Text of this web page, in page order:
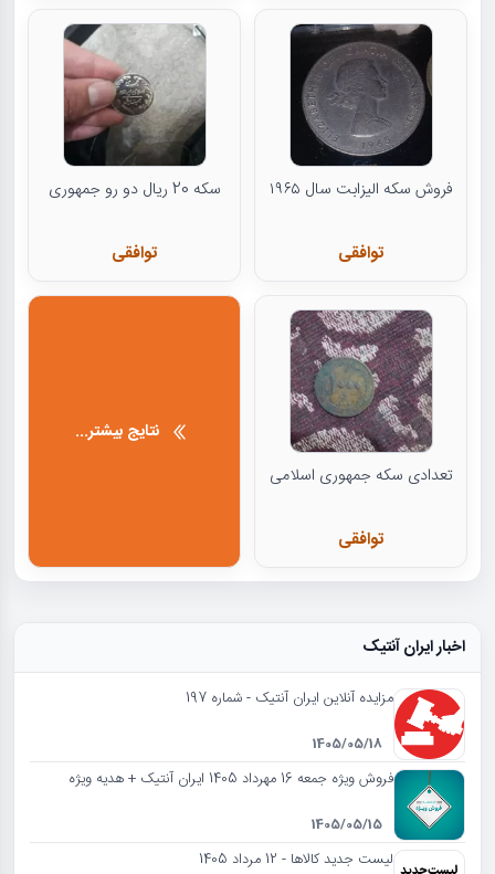
فروش سکه الیزابت سال ۱۹۶۵
توافقی
سکه 20 ریال دو رو جمهوری
توافقی
تعدادی سکه جمهوری اسلامی
توافقی
نتایج بیشتر...
اخبار ایران آنتیک
مزایده آنلاین ایران آنتیک - شماره 197
1405/05/18
فروش ویژه جمعه 16 مهرداد 1405 ایران آنتیک + هدیه ویژه
1405/05/15
لیست جدید کالاها - 12 مرداد 1405